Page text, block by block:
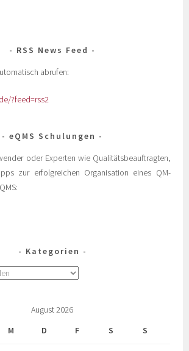
RSS News Feed
abrufen:
?feed=rss2
eQMS Schulungen
oder Experten wie Qualitätsbeauftragten,
zur erfolgreichen Organisation eines QM-
Kategorien
August 2026
M D F S S